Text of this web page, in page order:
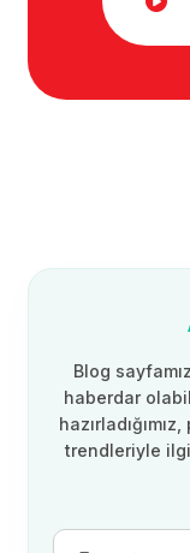
Blog
haberdar
trendleriyle